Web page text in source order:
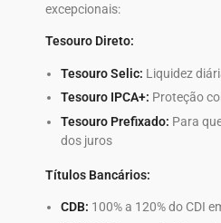
excepcionais:
Tesouro Direto:
Tesouro Selic: Liquidez
Tesouro IPCA+: Proteção
Tesouro Prefixado: Para
dos juros
Títulos Bancários:
CDB: 100% a 120% do CDI